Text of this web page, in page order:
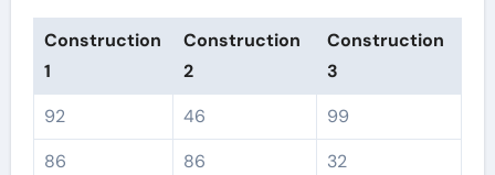
Construction
1
Construction
2
Construction
3
92
46
99
86
86
32